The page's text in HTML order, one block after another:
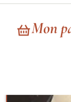
Mon
Choisissez la
Visionner